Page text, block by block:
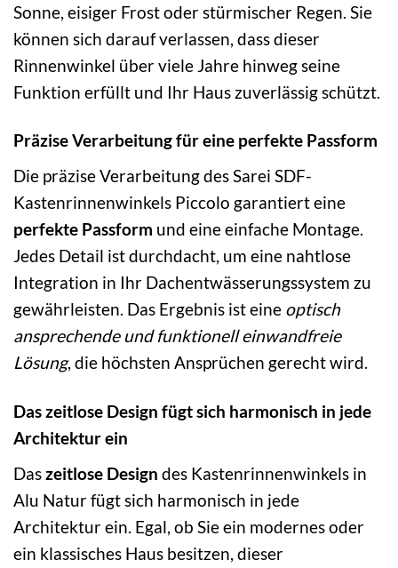
Sonne, eisiger Frost oder stürmischer Regen. Sie
können sich darauf verlassen, dass dieser
Rinnenwinkel über viele Jahre hinweg seine
Funktion erfüllt und Ihr Haus zuverlässig schützt.
Präzise Verarbeitung für eine perfekte Passform
Die präzise Verarbeitung des Sarei SDF-
Kastenrinnenwinkels Piccolo garantiert eine
perfekte Passform und eine einfache Montage.
Jedes Detail ist durchdacht, um eine nahtlose
Integration in Ihr Dachentwässerungssystem zu
gewährleisten. Das Ergebnis ist eine optisch
ansprechende und funktionell einwandfreie
Lösung, die höchsten Ansprüchen gerecht wird.
Das zeitlose Design fügt sich harmonisch in jede
Architektur ein
Daszeitlose Design des Kastenrinnenwinkels in
Alu Natur fügt sich harmonisch in jede
Architektur ein. Egal, ob Sie ein modernes oder
ein klassisches Haus besitzen, dieser